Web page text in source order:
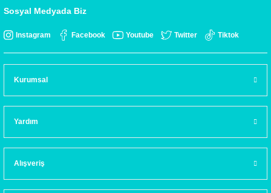
Sosyal Medyada Biz
Instagram Facebook Youtube Twitter Tiktok
Kurumsal
Yardım
Alışveriş